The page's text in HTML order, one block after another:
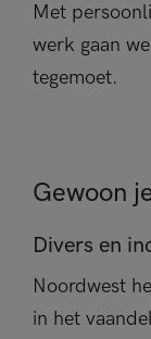
Met
werk gaan
tegemoet.
Gewoon
Divers en
Noordwest
in het